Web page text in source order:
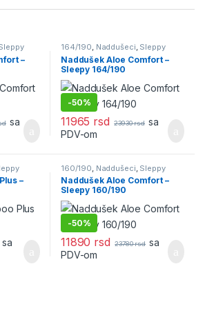
–
sa
164/190, Naddušeci, Sleppy
Naddušek Aloe Comfort –
Sleepy 164/190
-50%
11965 rsd 23930rsd sa
PDV-om
–
sa
160/190 Naddušeci Sleppy
Naddušek Aloe Comfort –
Sleepy 160/190
-50%
11890 rsd 23780rsd sa
PDV-om